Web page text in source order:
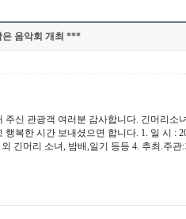
음악회 개최 ***
주신 관광객 여러분 감사합니다. 긴머리
복한 시간 보내셨으면 합니다. 1. 일 시 :
긴머리 소녀, 밤배,일기 등등 4. 추최.주